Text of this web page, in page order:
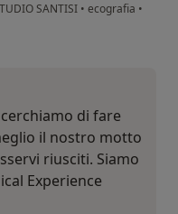
SANTISI • ecografia •
di fare
il nostro motto
riusciti. Siamo
Experience